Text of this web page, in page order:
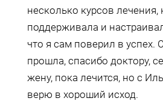
несколько курсов лечения,
поддерживала и
что я сам поверил в успех.
прошла, спасибо доктору,
жену, пока лечится, но с
верю в хороший исход.